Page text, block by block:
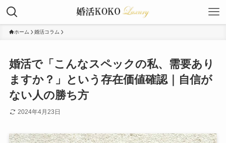
ホーム 婚活コラム
婚活で「こんなスペックの私、需要あり
ますか？」という存在価値確認｜自信が
ない人の勝ち方
2024年4月23日